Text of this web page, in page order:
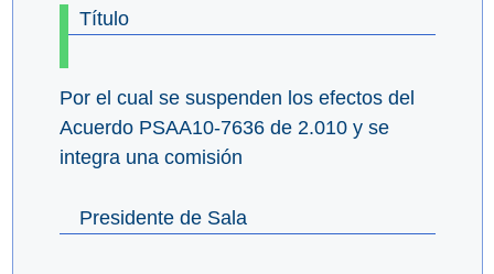
Título
Por el cual se suspenden los efectos del
Acuerdo PSAA10-7636 de 2.010 y se
integra una comisión
Presidente de Sala